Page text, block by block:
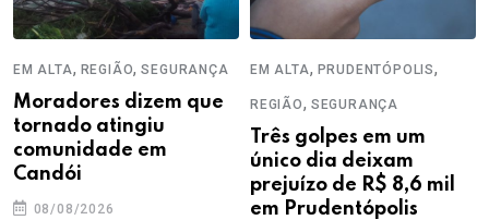
EM ALTA, REGIÃO,SEGURANÇA
Moradores dizem que
tornado atingiu
comunidade em
Candói
08/08/2026
EM ALTA, PRUDENTÓPOLIS,
REGIÃO, SEGURANÇA
Três golpes em um
único dia deixam
prejuízo de R$ 8,6 mil
em Prudentópolis